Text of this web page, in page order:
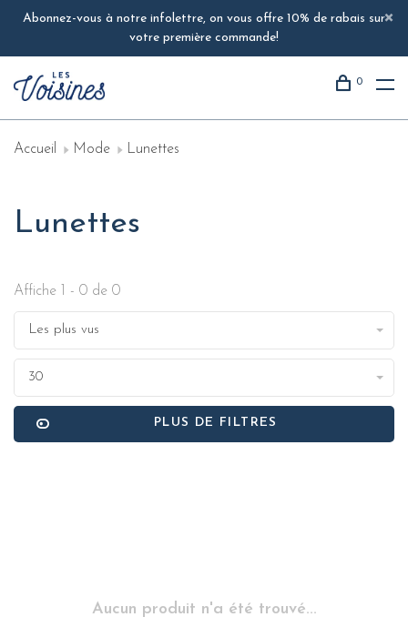
Abonnez-vous à notre infolettre, on vous offre 10% de rabais sur
votre première commande!
0
Accueil Mode Lunettes
Lunettes
Affiche 1 - 0 de 0
Les plus vus
30
PLUS DE FILTRES
Aucun produit n'a été trouvé...